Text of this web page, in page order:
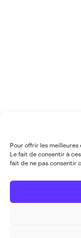
Pour offrir les
Le fait de consentir à
fait de ne pas consentir